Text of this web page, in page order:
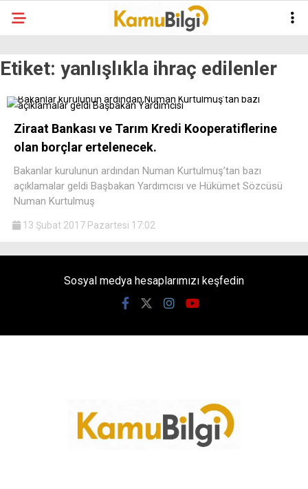
Etiket: yanlışlıkla ihraç edilenler
Ziraat Bankası ve Tarım Kredi Kooperatiflerine
olan borçlar ertelenecek.
Bakanlar kurulunun ardından Numan Kurtulmuş’tan bazı
açıklamalar geldi Başbakan Yardımcısı ve Hükümet Sözcüsü
Numan Kurtulmuş
13 Şubat 2017 Pazartesi 17:02
Sosyal medya hesaplarımızı keşfedin